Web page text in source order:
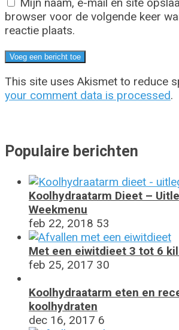
browser voor de volgende keer
reactie plaats.
This site uses Akismet to reduce
your comment data is processed.
Populaire berichten
Koolhydraatarm Dieet –
Weekmenu
feb 22, 2018 53
Met een eiwitdieet 3 tot 6
feb 25, 2017 30
Koolhydraatarm eten en
koolhydraten
dec 16, 2017 6